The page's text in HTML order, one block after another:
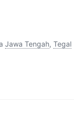
Jawa Tengah, Tegal